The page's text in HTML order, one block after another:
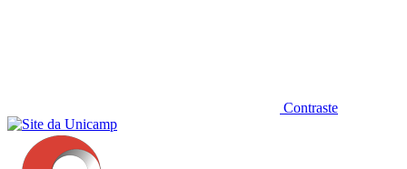
Contraste